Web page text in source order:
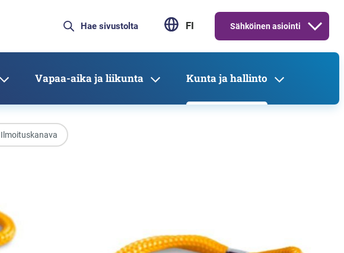
FI Sähköinen asiointi
Vapaa-aika ja liikunta Kunta ja hallinto